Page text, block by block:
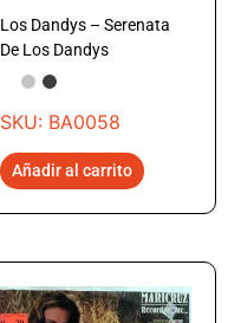
Los Dandys – Serenata
De Los Dandys
SKU: BA0058
Añadir al carrito